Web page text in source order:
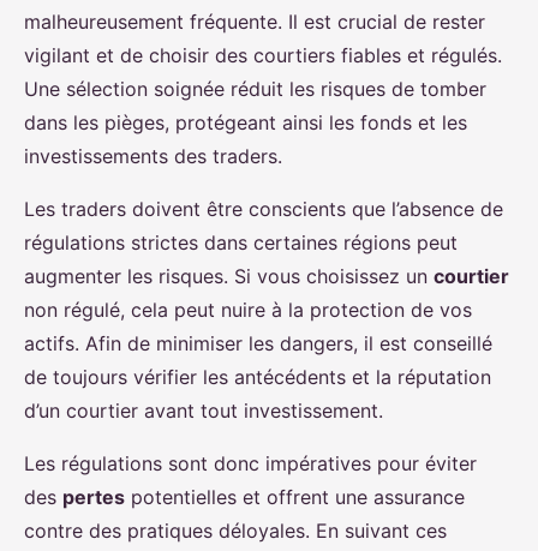
malheureusement fréquente. Il est crucial de rester
vigilant et de choisir des courtiers fiables et régulés.
Une sélection soignée réduit les risques de tomber
dans les pièges, protégeant ainsi les fonds et les
investissements des traders.
Les traders doivent être conscients que l’absence de
régulations strictes dans certaines régions peut
augmenter les risques. Si vous choisissez un courtier
non régulé, cela peut nuire à la protection de vos
actifs. Afin de minimiser les dangers, il est conseillé
de toujours vérifier les antécédents et la réputation
d’un courtier avant tout investissement.
Les régulations sont donc impératives pour éviter
des pertes potentielles et offrent une assurance
contre des pratiques déloyales. En suivant ces